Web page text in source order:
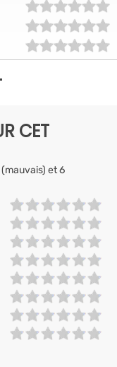
CET
et 6